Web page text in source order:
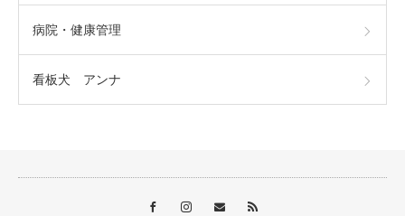
病院・健康管理
看板犬 アンナ